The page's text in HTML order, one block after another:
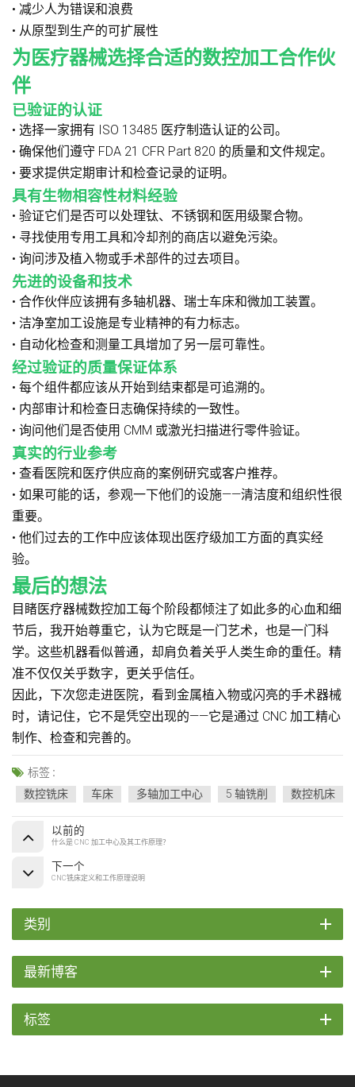
• 减少人为错误和浪费
• 从原型到生产的可扩展性
为医疗器械选择合适的数控加工合作伙
伴
已验证的认证
• 选择一家拥有 ISO 13485 医疗制造认证的公司。
• 确保他们遵守 FDA 21 CFR Part 820 的质量和文件规定。
• 要求提供定期审计和检查记录的证明。
具有生物相容性材料经验
• 验证它们是否可以处理钛、不锈钢和医用级聚合物。
• 寻找使用专用工具和冷却剂的商店以避免污染。
• 询问涉及植入物或手术部件的过去项目。
先进的设备和技术
• 合作伙伴应该拥有多轴机器、瑞士车床和微加工装置。
• 洁净室加工设施是专业精神的有力标志。
• 自动化检查和测量工具增加了另一层可靠性。
经过验证的质量保证体系
• 每个组件都应该从开始到结束都是可追溯的。
• 内部审计和检查日志确保持续的一致性。
• 询问他们是否使用 CMM 或激光扫描进行零件验证。
真实的行业参考
• 查看医院和医疗供应商的案例研究或客户推荐。
• 如果可能的话，参观一下他们的设施——清洁度和组织性很
重要。
• 他们过去的工作中应该体现出医疗级加工方面的真实经
验。
最后的想法
目睹医疗器械数控加工每个阶段都倾注了如此多的心血和细
节后，我开始尊重它，认为它既是一门艺术，也是一门科
学。这些机器看似普通，却肩负着关乎人类生命的重任。精
准不仅仅关乎数字，更关乎信任。
因此，下次您走进医院，看到金属植入物或闪亮的手术器械
时，请记住，它不是凭空出现的——它是通过 CNC 加工精心
制作、检查和完善的。
标签 :
数控铣床
车床 多轴加工中心 5 轴铣削 数控机床
以前的
什么是 CNC 加工中心及其工作原理？
下一个
CNC铣床定义和工作原理说明
类别
最新博客
标签